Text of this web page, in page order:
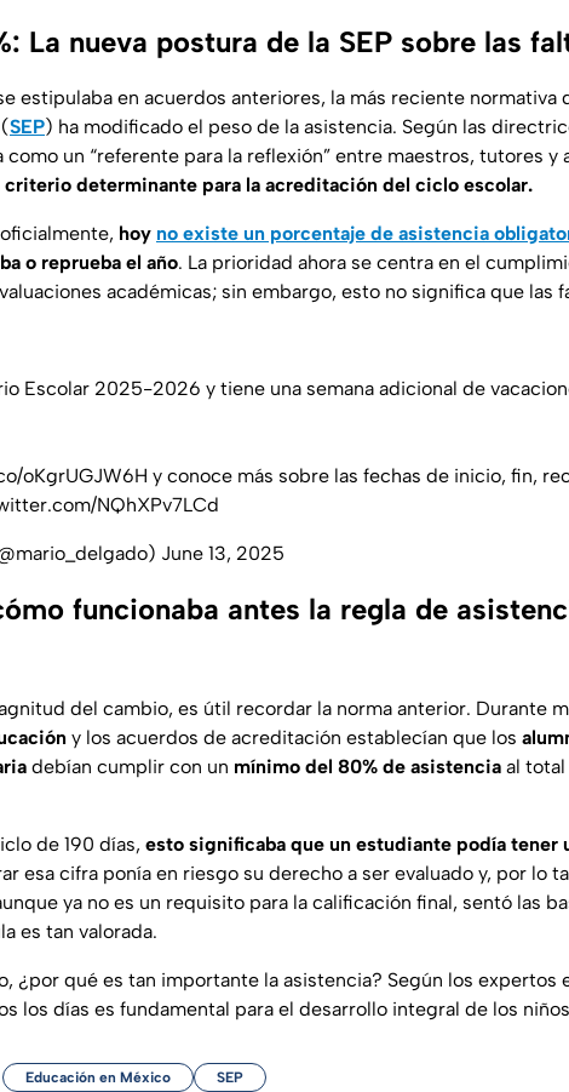
La nueva postura de la SEP sobre las
estipulaba en acuerdos anteriores, la más reciente normativa
SEP) ha modificado el peso de la asistencia. Según las
como un “referente para la reflexión” entre maestros, tutores y
criterio determinante para la acreditación del ciclo escolar.
hoy no existe un porcentaje de asistencia
o reprueba el año. La prioridad ahora se centra en el
académicas; sin embargo, esto no significa que las
Escolar 2025-2026 y tiene una semana adicional de
oKgrUGJW6H y conoce más sobre las fechas de inicio, fin,
NQhXPv7LCd
June 13, 2025
funcionaba antes la regla de
del cambio, es útil recordar la norma anterior. Durante
y los acuerdos de acreditación establecían que los
debían cumplir con un mínimo del 80% de asistencia al
de 190 días, esto significaba que un estudiante podía tener
esa cifra ponía en riesgo su derecho a ser evaluado y, por lo
ya no es un requisito para la calificación final, sentó las
es tan valorada.
¿por qué es tan importante la asistencia? Según los expertos
los días es fundamental para el desarrollo integral de los
Educación en México SEP